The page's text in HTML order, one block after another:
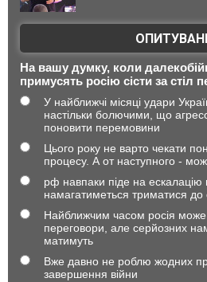
На вашу думку, коли
примусять росію сісти за стіл
У найближчі місяці удари
настільки болючими, що
поновити перемовини
Цього року не варто чекати
процесу. А от наступного -
рф навпаки піде на ескалацію
намагатиметься триматися до
Найближчим часом росія може
переговори, але серйозних
матимуть
Вже давно не роблю жодних
завершення війни